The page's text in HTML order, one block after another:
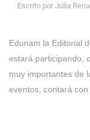
Escrito por Julia
Edunam la Editorial
estará participando,
muy importantes de
eventos, contará